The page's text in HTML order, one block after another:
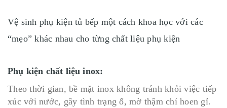
Vệ sinh phụ kiện tủ bếp một cách khoa học với các
“mẹo” khác nhau cho từng chất liệu phụ kiện
Phụ kiện chất liệu inox:
Theo thời gian, bề mặt inox không tránh khỏi việc tiếp
xúc với nước, gây tình trạng ố, mờ thậm chí hoen gỉ.